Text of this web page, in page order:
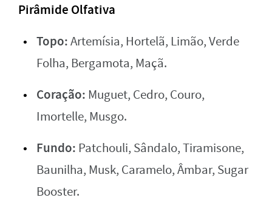
Pirâmide Olfativa
Topo:Artemísia, Hortelã, Limão, Verde
Folha, Bergamota, Maçã.
Coração: Muguet, Cedro, Couro,
Imortelle, Musgo.
Fundo: Patchouli, Sândalo, Tiramisone,
Baunilha, Musk, Caramelo, Âmbar, Sugar
Booster.